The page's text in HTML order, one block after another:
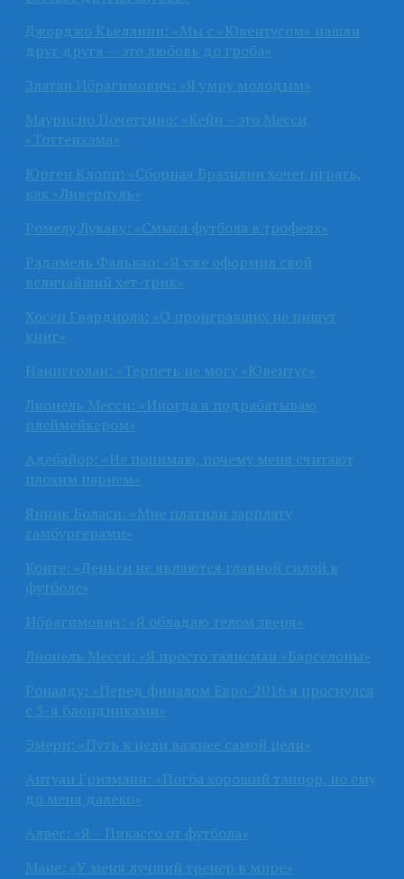
Джорджо Кьеллини: «Мы с «Ювентусом» нашли
друг друга — это любовь до гроба»
Златан Ибрагимович: «Я умру молодым»
Маурисио Почеттино: «Кейн – это Месси
«Тоттенхэма»
Юрген Клопп: «Сборная Бразилии хочет играть,
как «Ливерпуль»
Ромелу Лукаку: «Смысл футбола в трофеях»
Радамель Фалькао: «Я уже оформил свой
величайший хет-трик»
Хосеп Гвардиола: «О проигравших не пишут
книг»
Наингголан: «Терпеть не могу «Ювентус»
Лионель Месси: «Иногда я подрабатываю
плеймейкером»
Адебайор: «Не понимаю, почему меня считают
плохим парнем»
Янник Боласи: «Мне платили зарплату
гамбургерами»
Конте: «Деньги не являются главной силой в
футболе»
Ибрагимович: «Я обладаю телом зверя»
Лионель Месси: «Я просто талисман «Барселоны»
Роналду: «Перед финалом Евро-2016 я проснулся
с 3-я блондинками»
Эмери: «Путь к цели важнее самой цели»
Антуан Гризманн: «Погба хороший танцор, но ему
до меня далеко»
Алвес: «Я – Пикассо от футбола»
Мане: «У меня лучший тренер в мире»